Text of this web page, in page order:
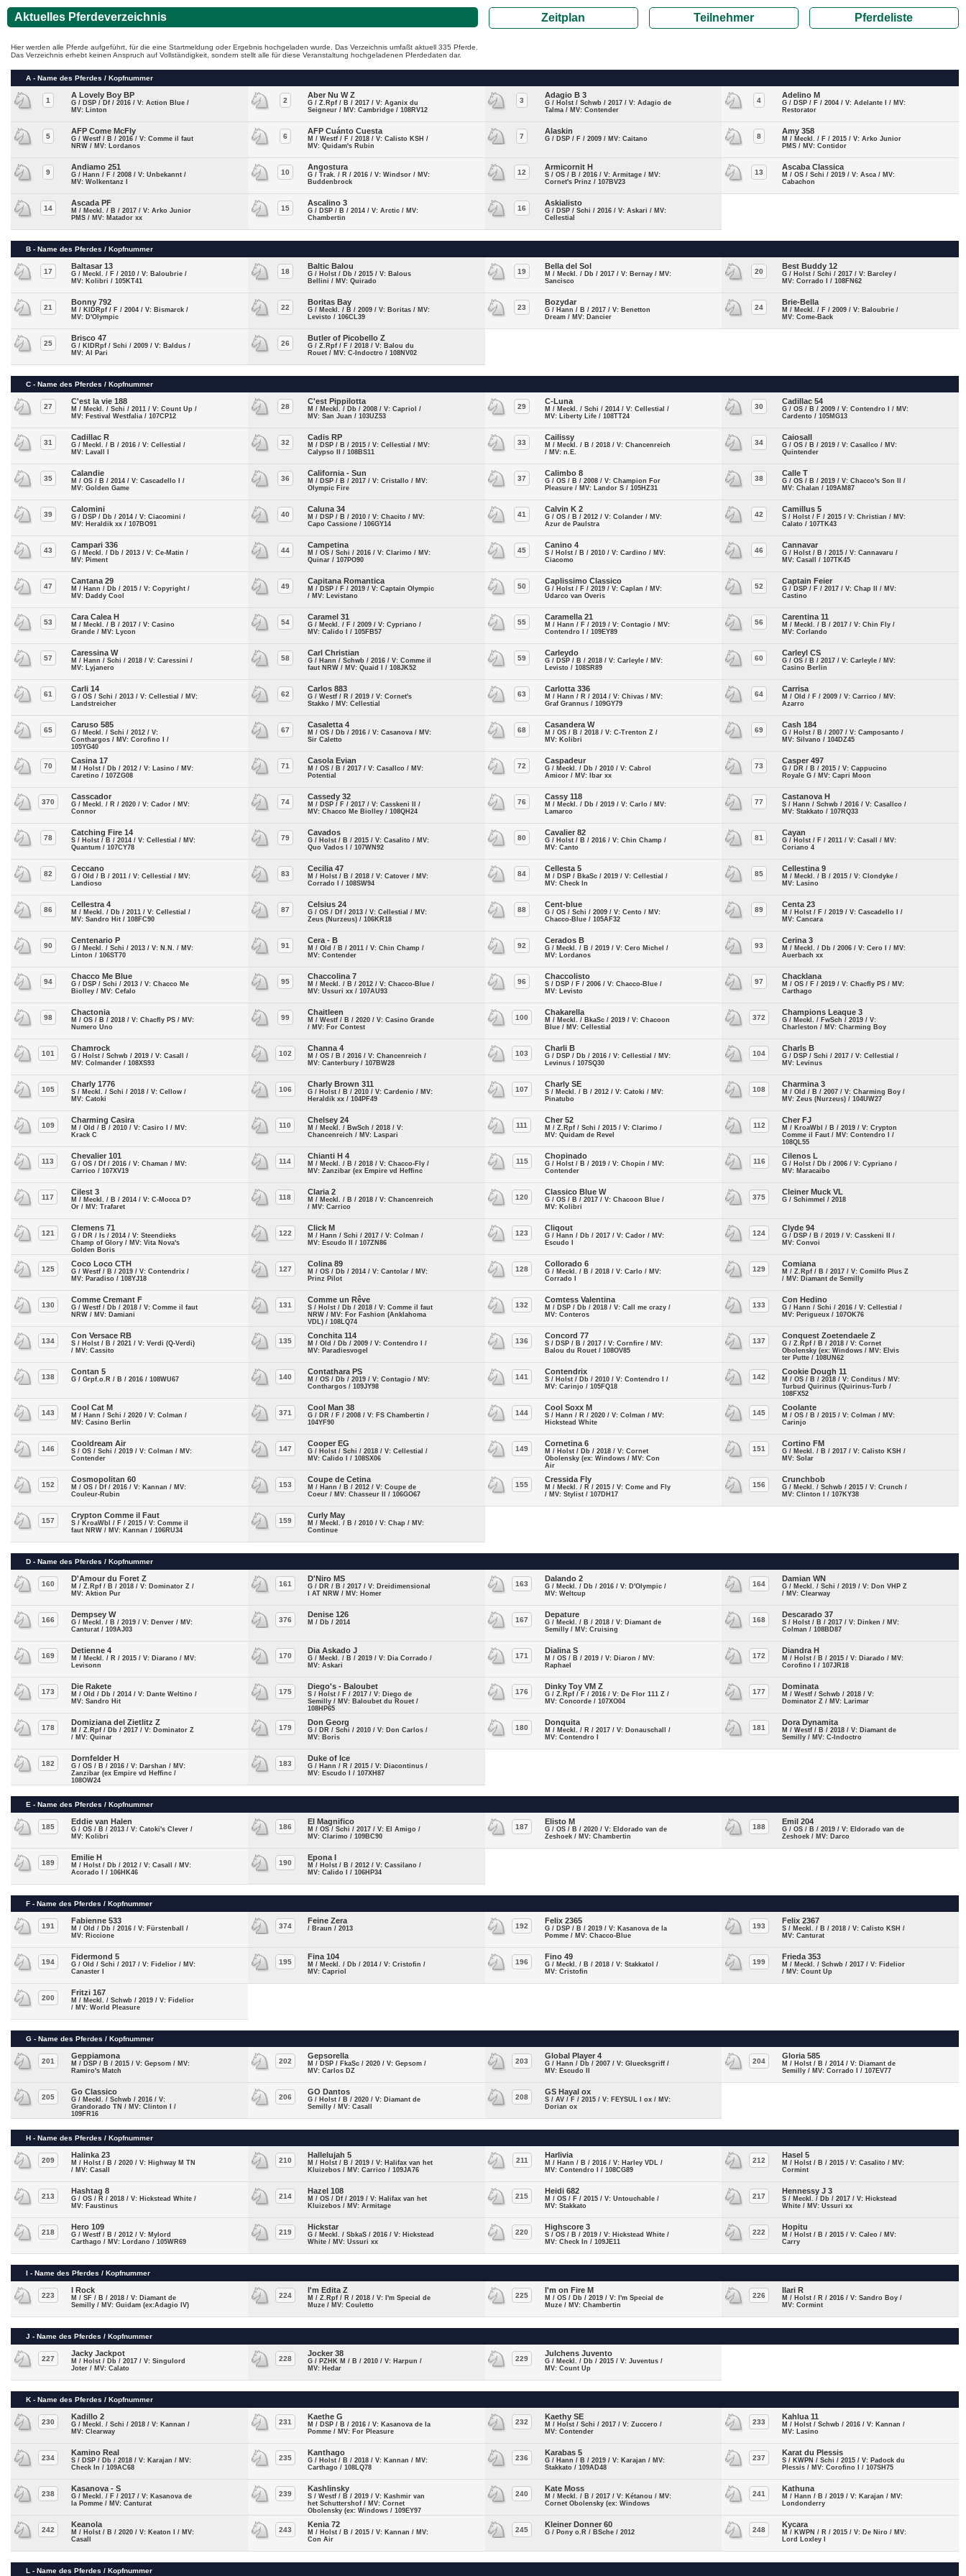
Aktuelles Pferdeverzeichnis Zeitplan Teilnehmer Pferdeliste
Hier werden alle Pferde aufgeführt, für die eine Startmeldung oder Ergebnis hochgeladen wurde. Das Verzeichnis umfaßt aktuell 335 Pferde.
Das Verzeichnis erhebt keinen Anspruch auf Vollständigkeit, sondern stellt alle für diese Veranstaltung hochgeladenen Pferdedaten dar.
A - Name des Pferdes / Kopfnummer
1
A Lovely Boy BP
G / DSP / Df / 2016 / V: Action Blue /
MV: Linton
2
Aber Nu W Z
G / Z.Rpf / B / 2017 / V: Aganix du
Seigneur / MV: Cambridge / 108RV12
3
Adagio B 3
G / Holst / Schwb / 2017 / V: Adagio de
Talma / MV: Contender
4
Adelino M
G / DSP / F / 2004 / V: Adelante I / MV:
Restorator
5
AFP Come McFly
G / Westf / B / 2016 / V: Comme il faut
NRW / MV: Lordanos
6
AFP Cuánto Cuesta
M / Westf / F / 2018 / V: Calisto KSH /
MV: Quidam's Rubin
7
Alaskin
G / DSP / F / 2009 / MV: Caitano 8
Amy 358
M / Meckl. / F / 2015 / V: Arko Junior
PMS / MV: Contidor
9
Andiamo 251
G / Hann / F / 2008 / V: Unbekannt /
MV: Wolkentanz I
10
Angostura
G / Trak. / R / 2016 / V: Windsor / MV:
Buddenbrock
12
Armicornit H
S / OS / B / 2016 / V: Armitage / MV:
Cornet's Prinz / 107BV23
13
Ascaba Classica
M / OS / Schi / 2019 / V: Asca / MV:
Cabachon
14
Ascada PF
M / Meckl. / B / 2017 / V: Arko Junior
PMS / MV: Matador xx
15
Ascalino 3
G / DSP / B / 2014 / V: Arctic / MV:
Chambertin
16
Askialisto
G / DSP / Schi / 2016 / V: Askari / MV:
Cellestial
B - Name des Pferdes / Kopfnummer
17
Baltasar 13
G / Meckl. / F / 2010 / V: Baloubrie /
MV: Kolibri / 105KT41
18
Baltic Balou
G / Holst / Db / 2015 / V: Balous
Bellini / MV: Quirado
19
Bella del Sol
M / Meckl. / Db / 2017 / V: Bernay / MV:
Sancisco
20
Best Buddy 12
G / Holst / Schi / 2017 / V: Barcley /
MV: Corrado I / 108FN62
21
Bonny 792
M / KlDRpf / F / 2004 / V: Bismarck /
MV: D'Olympic
22
Boritas Bay
G / Meckl. / B / 2009 / V: Boritas / MV:
Levisto / 106CL39
23
Bozydar
G / Hann / B / 2017 / V: Benetton
Dream / MV: Dancier
24
Brie-Bella
M / Meckl. / F / 2009 / V: Baloubrie /
MV: Come-Back
25
Brisco 47
G / KlDRpf / Schi / 2009 / V: Baldus /
MV: Al Pari
26
Butler of Picobello Z
G / Z.Rpf / F / 2018 / V: Balou du
Rouet / MV: C-Indoctro / 108NV02
C - Name des Pferdes / Kopfnummer
27
C'est la vie 188
M / Meckl. / Schi / 2011 / V: Count Up /
MV: Festival Westfalia / 107CP12
28
C'est Pippilotta
M / Meckl. / Db / 2008 / V: Capriol /
MV: San Juan / 103UZ53
29
C-Luna
M / Meckl. / Schi / 2014 / V: Cellestial /
MV: Liberty Life / 108TT24
30
Cadillac 54
G / OS / B / 2009 / V: Contendro I / MV:
Cardento / 105MG13
31
Cadillac R
G / Meckl. / B / 2016 / V: Cellestial /
MV: Lavall I
32
Cadis RP
M / DSP / B / 2015 / V: Cellestial / MV:
Calypso II / 108BS11
33
Cailissy
M / Meckl. / B / 2018 / V: Chancenreich
/ MV: n.E.
34
Caiosall
G / OS / B / 2019 / V: Casallco / MV:
Quintender
35
Calandie
M / OS / B / 2014 / V: Cascadello I /
MV: Golden Game
36
California - Sun
M / DSP / B / 2017 / V: Cristallo / MV:
Olympic Fire
37
Calimbo 8
G / OS / B / 2008 / V: Champion For
Pleasure / MV: Landor S / 105HZ31
38
Calle T
G / OS / B / 2019 / V: Chacco's Son II /
MV: Chalan / 109AM87
39
Calomini
G / DSP / Db / 2014 / V: Ciacomini /
MV: Heraldik xx / 107BO91
40
Caluna 34
M / DSP / B / 2010 / V: Chacito / MV:
Capo Cassione / 106GY14
41
Calvin K 2
G / OS / B / 2012 / V: Colander / MV:
Azur de Paulstra
42
Camillus 5
S / Holst / F / 2015 / V: Christian / MV:
Calato / 107TK43
43
Campari 336
G / Meckl. / Db / 2013 / V: Ce-Matin /
MV: Piment
44
Campetina
M / OS / Schi / 2016 / V: Clarimo / MV:
Quinar / 107PO90
45
Canino 4
S / Holst / B / 2010 / V: Cardino / MV:
Ciacomo
46
Cannavar
G / Holst / B / 2015 / V: Cannavaru /
MV: Casall / 107TK45
47
Cantana 29
M / Hann / Db / 2015 / V: Copyright /
MV: Daddy Cool
49
Capitana Romantica
M / DSP / F / 2019 / V: Captain Olympic
/ MV: Levistano
50
Caplissimo Classico
G / Holst / F / 2019 / V: Caplan / MV:
Udarco van Overis
52
Captain Feier
G / DSP / F / 2017 / V: Chap II / MV:
Castino
53
Cara Calea H
M / Meckl. / B / 2017 / V: Casino
Grande / MV: Lycon
54
Caramel 31
G / Meckl. / F / 2009 / V: Cypriano /
MV: Calido I / 105FB57
55
Caramella 21
M / Hann / F / 2019 / V: Contagio / MV:
Contendro I / 109EY89
56
Carentina 11
M / Meckl. / B / 2017 / V: Chin Fly /
MV: Corlando
57
Caressina W
M / Hann / Schi / 2018 / V: Caressini /
MV: Lyjanero
58
Carl Christian
G / Hann / Schwb / 2016 / V: Comme il
faut NRW / MV: Quaid I / 108JK52
59
Carleydo
G / DSP / B / 2018 / V: Carleyle / MV:
Levisto / 108SR89
60
Carleyl CS
G / OS / B / 2017 / V: Carleyle / MV:
Casino Berlin
61
Carli 14
G / OS / Schi / 2013 / V: Cellestial / MV:
Landstreicher
62
Carlos 883
G / Westf / R / 2019 / V: Cornet's
Stakko / MV: Cellestial
63
Carlotta 336
M / Hann / R / 2014 / V: Chivas / MV:
Graf Grannus / 109GY79
64
Carrisa
M / Old / F / 2009 / V: Carrico / MV:
Azarro
65
Caruso 585
G / Meckl. / Schi / 2012 / V:
Conthargos / MV: Corofino I /
105YG40
67
Casaletta 4
M / OS / Db / 2016 / V: Casanova / MV:
Sir Caletto
68
Casandera W
M / OS / B / 2018 / V: C-Trenton Z /
MV: Kolibri
69
Cash 184
G / Holst / B / 2007 / V: Camposanto /
MV: Silvano / 104DZ45
70
Casina 17
M / Holst / Db / 2012 / V: Lasino / MV:
Caretino / 107ZG08
71
Casola Evian
M / OS / B / 2017 / V: Casallco / MV:
Potential
72
Caspadeur
G / Meckl. / Db / 2010 / V: Cabrol
Amicor / MV: Ibar xx
73
Casper 497
G / DR / B / 2015 / V: Cappucino
Royale G / MV: Capri Moon
370
Casscador
G / Meckl. / R / 2020 / V: Cador / MV:
Connor
74
Cassedy 32
M / DSP / F / 2017 / V: Casskeni II /
MV: Chacco Me Biolley / 108QH24
76
Cassy 118
M / Meckl. / Db / 2019 / V: Carlo / MV:
Lamarco
77
Castanova H
S / Hann / Schwb / 2016 / V: Casallco /
MV: Stakkato / 107RQ33
78
Catching Fire 14
S / Holst / B / 2014 / V: Cellestial / MV:
Quantum / 107CY78
79
Cavados
G / Holst / B / 2015 / V: Casalito / MV:
Quo Vados I / 107WN92
80
Cavalier 82
G / Holst / B / 2016 / V: Chin Champ /
MV: Canto
81
Cayan
G / Holst / F / 2011 / V: Casall / MV:
Coriano 4
82
Ceccano
G / Old / B / 2011 / V: Cellestial / MV:
Landioso
83
Cecilia 47
M / Holst / B / 2018 / V: Catover / MV:
Corrado I / 108SW94
84
Cellesta 5
M / DSP / BkaSc / 2019 / V: Cellestial /
MV: Check In
85
Cellestina 9
M / Meckl. / B / 2015 / V: Clondyke /
MV: Lasino
86
Cellestra 4
M / Meckl. / Db / 2011 / V: Cellestial /
MV: Sandro Hit / 108FC90
87
Celsius 24
G / OS / Df / 2013 / V: Cellestial / MV:
Zeus (Nurzeus) / 106KR18
88
Cent-blue
G / OS / Schi / 2009 / V: Cento / MV:
Chacco-Blue / 105AF32
89
Centa 23
M / Holst / F / 2019 / V: Cascadello I /
MV: Cancara
90
Centenario P
G / Meckl. / Schi / 2013 / V: N.N. / MV:
Linton / 106ST70
91
Cera - B
M / Old / B / 2011 / V: Chin Champ /
MV: Contender
92
Cerados B
G / Meckl. / B / 2019 / V: Cero Michel /
MV: Lordanos
93
Cerina 3
M / Meckl. / Db / 2006 / V: Cero I / MV:
Auerbach xx
94
Chacco Me Blue
G / DSP / Schi / 2013 / V: Chacco Me
Biolley / MV: Cefalo
95
Chaccolina 7
M / Meckl. / B / 2012 / V: Chacco-Blue /
MV: Ussuri xx / 107AU93
96
Chaccolisto
S / DSP / F / 2006 / V: Chacco-Blue /
MV: Levisto
97
Chacklana
M / OS / F / 2019 / V: Chacfly PS / MV:
Carthago
98
Chactonia
M / OS / B / 2018 / V: Chacfly PS / MV:
Numero Uno
99
Chaitleen
M / Westf / B / 2020 / V: Casino Grande
/ MV: For Contest
100
Chakarella
M / Meckl. / BkaSc / 2019 / V: Chacoon
Blue / MV: Cellestial
372
Champions Leaque 3
G / Meckl. / FwSch / 2019 / V:
Charleston / MV: Charming Boy
101
Chamrock
G / Holst / Schwb / 2019 / V: Casall /
MV: Colmander / 108XS93
102
Channa 4
M / OS / B / 2016 / V: Chancenreich /
MV: Canterbury / 107BW28
103
Charli B
G / DSP / Db / 2016 / V: Cellestial / MV:
Levinus / 107SQ30
104
Charls B
G / DSP / Schi / 2017 / V: Cellestial /
MV: Levinus
105
Charly 1776
S / Meckl. / Schi / 2018 / V: Cellow /
MV: Catoki
106
Charly Brown 311
G / Holst / B / 2010 / V: Cardenio / MV:
Heraldik xx / 104PF49
107
Charly SE
S / Meckl. / B / 2012 / V: Catoki / MV:
Pinatubo
108
Charmina 3
M / Old / B / 2007 / V: Charming Boy /
MV: Zeus (Nurzeus) / 104UW27
109
Charming Casira
M / Old / B / 2010 / V: Casiro I / MV:
Krack C
110
Chelsey 24
M / Meckl. / BwSch / 2018 / V:
Chancenreich / MV: Laspari
111
Cher 52
M / Z.Rpf / Schi / 2015 / V: Clarimo /
MV: Quidam de Revel
112
Cher FJ
M / KroaWbl / B / 2019 / V: Crypton
Comme il Faut / MV: Contendro I /
108QL55
113
Chevalier 101
G / OS / Df / 2016 / V: Chaman / MV:
Carrico / 107XV19
114
Chianti H 4
M / Meckl. / B / 2018 / V: Chacco-Fly /
MV: Zanzibar (ex Empire vd Heffinc
115
Chopinado
G / Holst / B / 2019 / V: Chopin / MV:
Contender
116
Cilenos L
G / Holst / Db / 2006 / V: Cypriano /
MV: Maracaibo
117
Cilest 3
M / Meckl. / B / 2014 / V: C-Mocca D?
Or / MV: Trafaret
118
Claria 2
M / Meckl. / B / 2018 / V: Chancenreich
/ MV: Carrico
120
Classico Blue W
G / OS / B / 2017 / V: Chacoon Blue /
MV: Kolibri
375
Cleiner Muck VL
G / Schimmel / 2018
121
Clemens 71
G / DR / Is / 2014 / V: Steendieks
Champ of Glory / MV: Vita Nova's
Golden Boris
122
Click M
M / Hann / Schi / 2017 / V: Colman /
MV: Escudo II / 107ZN86
123
Cliqout
G / Hann / Db / 2017 / V: Cador / MV:
Escudo I
124
Clyde 94
G / DSP / B / 2019 / V: Casskeni II /
MV: Convoi
125
Coco Loco CTH
G / Westf / B / 2019 / V: Contendrix /
MV: Paradiso / 108YJ18
127
Colina 89
M / OS / Db / 2014 / V: Cantolar / MV:
Prinz Pilot
128
Collorado 6
G / Meckl. / B / 2018 / V: Carlo / MV:
Corrado I
129
Comiana
M / Z.Rpf / B / 2017 / V: Comilfo Plus Z
/ MV: Diamant de Semilly
130
Comme Cremant F
G / Westf / Db / 2018 / V: Comme il faut
NRW / MV: Damiani
131
Comme un Rêve
S / Holst / Db / 2018 / V: Comme il faut
NRW / MV: For Fashion (Anklahoma
VDL) / 108LQ74
132
Comtess Valentina
M / DSP / Db / 2018 / V: Call me crazy /
MV: Conteros
133
Con Hedino
G / Hann / Schi / 2016 / V: Cellestial /
MV: Perigueux / 107OK76
134
Con Versace RB
S / Holst / B / 2021 / V: Verdi (Q-Verdi)
/ MV: Cassito
135
Conchita 114
M / Old / Db / 2009 / V: Contendro I /
MV: Paradiesvogel
136
Concord 77
S / DSP / B / 2017 / V: Cornfire / MV:
Balou du Rouet / 108OV85
137
Conquest Zoetendaele Z
G / Z.Rpf / B / 2018 / V: Cornet
Obolensky (ex: Windows / MV: Elvis
ter Putte / 108UN62
138
Contan 5
G / Grpf.o.R / B / 2016 / 108WU67 140
Contathara PS
M / OS / Db / 2019 / V: Contagio / MV:
Conthargos / 109JY98
141
Contendrix
S / Holst / Db / 2010 / V: Contendro I /
MV: Carinjo / 105FQ18
142
Cookie Dough 11
M / OS / B / 2018 / V: Conditus / MV:
Turbud Quirinus (Quirinus-Turb /
108FX52
143
Cool Cat M
M / Hann / Schi / 2020 / V: Colman /
MV: Casino Berlin
371
Cool Man 38
G / DR / F / 2008 / V: FS Chambertin /
104YF90
144
Cool Soxx M
S / Hann / R / 2020 / V: Colman / MV:
Hickstead White
145
Coolante
M / OS / B / 2015 / V: Colman / MV:
Carinjo
146
Cooldream Air
S / OS / Schi / 2019 / V: Colman / MV:
Contender
147
Cooper EG
G / Holst / Schi / 2018 / V: Cellestial /
MV: Calido I / 108SX06
149
Cornetina 6
M / Holst / Db / 2018 / V: Cornet
Obolensky (ex: Windows / MV: Con
Air
151
Cortino FM
G / Meckl. / B / 2017 / V: Calisto KSH /
MV: Solar
152
Cosmopolitan 60
M / OS / Df / 2016 / V: Kannan / MV:
Couleur-Rubin
153
Coupe de Cetina
M / Hann / B / 2012 / V: Coupe de
Coeur / MV: Chasseur II / 106GO67
155
Cressida Fly
M / Meckl. / R / 2015 / V: Come and Fly
/ MV: Stylist / 107DH17
156
Crunchbob
G / Meckl. / Schwb / 2015 / V: Crunch /
MV: Clinton I / 107KY38
157
Crypton Comme il Faut
S / KroaWbl / F / 2015 / V: Comme il
faut NRW / MV: Kannan / 106RU34
159
Curly May
M / Meckl. / B / 2010 / V: Chap / MV:
Continue
D - Name des Pferdes / Kopfnummer
160
D'Amour du Foret Z
M / Z.Rpf / B / 2018 / V: Dominator Z /
MV: Aktion Pur
161
D'Niro MS
G / DR / B / 2017 / V: Dreidimensional
I AT NRW / MV: Homer
163
Dalando 2
G / Meckl. / Db / 2016 / V: D'Olympic /
MV: Weltcup
164
Damian WN
G / Meckl. / Schi / 2019 / V: Don VHP Z
/ MV: Clearway
166
Dempsey W
G / Meckl. / B / 2019 / V: Denver / MV:
Canturat / 109AJ03
376
Denise 126
M / Db / 2014 167
Depature
G / Meckl. / B / 2018 / V: Diamant de
Semilly / MV: Cruising
168
Descarado 37
S / Holst / B / 2017 / V: Dinken / MV:
Colman / 108BD87
169
Detienne 4
M / Meckl. / R / 2015 / V: Diarano / MV:
Levisonn
170
Dia Askado J
G / Meckl. / B / 2019 / V: Dia Corrado /
MV: Askari
171
Dialina S
M / OS / B / 2019 / V: Diaron / MV:
Raphael
172
Diandra H
M / Holst / B / 2015 / V: Diarado / MV:
Corofino I / 107JR18
173
Die Rakete
M / Old / Db / 2014 / V: Dante Weltino /
MV: Sandro Hit
175
Diego's - Baloubet
S / Holst / F / 2017 / V: Diego de
Semilly / MV: Baloubet du Rouet /
108HP65
176
Dinky Toy VM Z
G / Z.Rpf / F / 2016 / V: De Flor 111 Z /
MV: Concorde / 107XO04
177
Dominata
M / Westf / Schwb / 2018 / V:
Dominator Z / MV: Larimar
178
Domiziana del Zietlitz Z
M / Z.Rpf / Db / 2017 / V: Dominator Z
/ MV: Quinar
179
Don Georg
G / DR / Schi / 2010 / V: Don Carlos /
MV: Boris
180
Donquita
M / Meckl. / R / 2017 / V: Donauschall /
MV: Contendro I
181
Dora Dynamita
M / Westf / B / 2018 / V: Diamant de
Semilly / MV: C-Indoctro
182
Dornfelder H
G / OS / B / 2016 / V: Darshan / MV:
Zanzibar (ex Empire vd Heffinc /
108OW24
183
Duke of Ice
G / Hann / R / 2015 / V: Diacontinus /
MV: Escudo I / 107XH87
E - Name des Pferdes / Kopfnummer
185
Eddie van Halen
G / OS / B / 2013 / V: Catoki's Clever /
MV: Kolibri
186
El Magnifico
M / OS / Schi / 2017 / V: El Amigo /
MV: Clarimo / 109BC90
187
Elisto M
G / OS / B / 2020 / V: Eldorado van de
Zeshoek / MV: Chambertin
188
Emil 204
G / OS / B / 2019 / V: Eldorado van de
Zeshoek / MV: Darco
189
Emilie H
M / Holst / Db / 2012 / V: Casall / MV:
Acorado I / 106HK46
190
Epona I
M / Holst / B / 2012 / V: Cassilano /
MV: Calido I / 106HP34
F - Name des Pferdes / Kopfnummer
191
Fabienne 533
M / Old / Db / 2016 / V: Fürstenball /
MV: Riccione
374
Feine Zera
/ Braun / 2013 192
Felix 2365
G / DSP / B / 2019 / V: Kasanova de la
Pomme / MV: Chacco-Blue
193
Felix 2367
S / Meckl. / B / 2018 / V: Calisto KSH /
MV: Canturat
194
Fidermond 5
G / Old / Schi / 2017 / V: Fidelior / MV:
Canaster I
195
Fina 104
M / Meckl. / Db / 2014 / V: Cristofin /
MV: Capriol
196
Fino 49
G / Meckl. / B / 2018 / V: Stakkatol /
MV: Cristofin
199
Frieda 353
M / Meckl. / Schwb / 2017 / V: Fidelior
/ MV: Count Up
200
Fritzi 167
M / Meckl. / Schwb / 2019 / V: Fidelior
/ MV: World Pleasure
G - Name des Pferdes / Kopfnummer
201
Geppiamona
M / DSP / B / 2015 / V: Gepsom / MV:
Ramiro's Match
202
Gepsorella
M / DSP / FkaSc / 2020 / V: Gepsom /
MV: Carlos DZ
203
Global Player 4
G / Hann / Db / 2007 / V: Gluecksgriff /
MV: Escudo II
204
Gloria 585
M / Holst / B / 2014 / V: Diamant de
Semilly / MV: Corrado I / 107EV77
205
Go Classico
G / Meckl. / Schwb / 2016 / V:
Grandorado TN / MV: Clinton I /
109FR16
206
GO Dantos
G / Holst / B / 2020 / V: Diamant de
Semilly / MV: Casall
208
GS Hayal ox
S / AV / F / 2015 / V: FEYSUL I ox / MV:
Dorian ox
H - Name des Pferdes / Kopfnummer
209
Halinka 23
M / Holst / B / 2020 / V: Highway M TN
/ MV: Casall
210
Hallelujah 5
M / Holst / B / 2019 / V: Halifax van het
Kluizebos / MV: Carrico / 109JA76
211
Harlivia
M / Hann / B / 2016 / V: Harley VDL /
MV: Contendro I / 108CG89
212
Hasel 5
M / Holst / B / 2015 / V: Casalito / MV:
Cormint
213
Hashtag 8
G / OS / R / 2018 / V: Hickstead White /
MV: Faustinus
214
Hazel 108
M / OS / Df / 2019 / V: Halifax van het
Kluizebos / MV: Armitage
215
Heidi 682
M / OS / F / 2015 / V: Untouchable /
MV: Stakkato
217
Hennessy J 3
S / Meckl. / Db / 2017 / V: Hickstead
White / MV: Ussuri xx
218
Hero 109
G / Westf / B / 2012 / V: Mylord
Carthago / MV: Lordano / 105WR69
219
Hickstar
G / Meckl. / SbkaS / 2016 / V: Hickstead
White / MV: Ussuri xx
220
Highscore 3
S / OS / B / 2019 / V: Hickstead White /
MV: Check In / 109JE11
222
Hopitu
M / Holst / B / 2015 / V: Caleo / MV:
Carry
I - Name des Pferdes / Kopfnummer
223
I Rock
M / SF / B / 2018 / V: Diamant de
Semilly / MV: Guidam (ex:Adagio IV)
224
I'm Edita Z
M / Z.Rpf / R / 2018 / V: I'm Special de
Muze / MV: Couletto
225
I'm on Fire M
M / OS / Db / 2019 / V: I'm Special de
Muze / MV: Chambertin
226
Ilari R
M / Holst / R / 2016 / V: Sandro Boy /
MV: Cormint
J - Name des Pferdes / Kopfnummer
227
Jacky Jackpot
M / Holst / Db / 2017 / V: Singulord
Joter / MV: Calato
228
Jocker 38
G / PZHK M / B / 2010 / V: Harpun /
MV: Hedar
229
Julchens Juvento
G / Meckl. / Db / 2015 / V: Juventus /
MV: Count Up
K - Name des Pferdes / Kopfnummer
230
Kadillo 2
G / Meckl. / Schi / 2018 / V: Kannan /
MV: Clearway
231
Kaethe G
M / DSP / B / 2016 / V: Kasanova de la
Pomme / MV: For Pleasure
232
Kaethy SE
M / Holst / Schi / 2017 / V: Zuccero /
MV: Contender
233
Kahlua 11
M / Holst / Schwb / 2016 / V: Kannan /
MV: Lasino
234
Kamino Real
S / DSP / Db / 2018 / V: Karajan / MV:
Check In / 109AC68
235
Kanthago
G / Holst / B / 2018 / V: Kannan / MV:
Carthago / 108LQ78
236
Karabas 5
G / Hann / B / 2019 / V: Karajan / MV:
Stakkato / 109AD48
237
Karat du Plessis
S / KWPN / Schi / 2015 / V: Padock du
Plessis / MV: Corofino I / 107SH75
238
Kasanova - S
G / Meckl. / F / 2017 / V: Kasanova de
la Pomme / MV: Canturat
239
Kashlinsky
S / Westf / B / 2019 / V: Kashmir van
het Schuttershof / MV: Cornet
Obolensky (ex: Windows / 109EY97
240
Kate Moss
M / Meckl. / B / 2017 / V: Kétanou / MV:
Cornet Obolensky (ex: Windows
241
Kathuna
M / Hann / B / 2019 / V: Karajan / MV:
Londonderry
242
Keanola
M / Holst / B / 2020 / V: Keaton I / MV:
Casall
243
Kenia 72
M / Holst / B / 2015 / V: Kannan / MV:
Con Air
245
Kleiner Donner 60
G / Pony o.R / BSche / 2012 248
Kycara
M / KWPN / R / 2015 / V: De Niro / MV:
Lord Loxley I
L - Name des Pferdes / Kopfnummer